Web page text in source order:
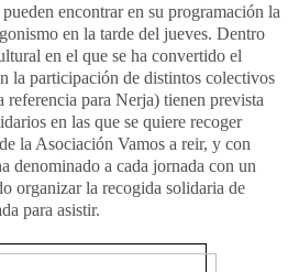
encontrar en su programación la
en la tarde del jueves. Dentro
en el que se ha convertido el
la participación de distintos colectivos
referencia para Nerja) tienen prevista
en las que se quiere recoger
la Asociación Vamos a reir, y con
denominado a cada jornada con un
organizar la recogida solidaria de
para asistir.